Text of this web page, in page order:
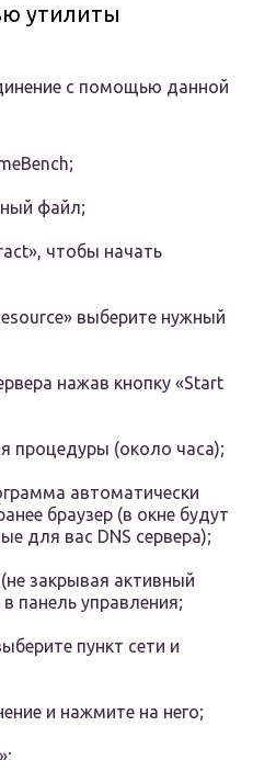
утилиты
с помощью данной
файл;
чтобы начать
выберите нужный
нажав кнопку «Start
процедуры (около часа);
автоматически
браузер (в окне будут
для вас DNS сервера);
закрывая активный
панель управления;
пункт сети и
и нажмите на него;